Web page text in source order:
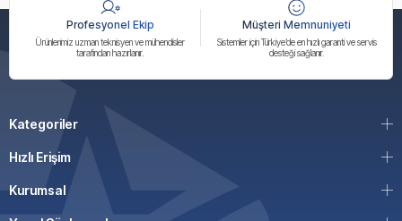
Profesyonel Ekip
Ürünlerimiz uzman teknisyen ve mühendisler
tarafından hazırlanır.
Müşteri Memnuniyeti
Sistemler için Türkiye’de en hızlı garanti ve servis
desteği sağlanır.
Kategoriler
Hızlı Erişim
Kurumsal